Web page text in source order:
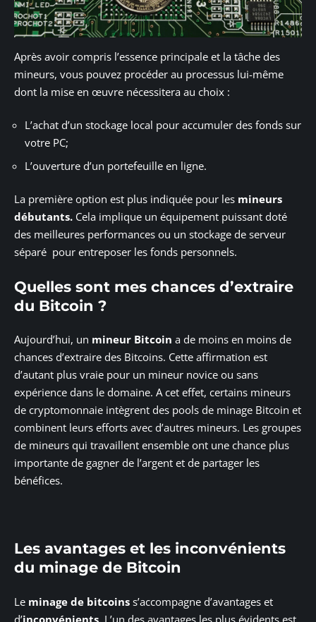
Après avoir compris l’essence principale et la tâche des
mineurs, vous pouvez procéder au processus lui-même
dont la mise en œuvre nécessitera au choix :
L’achat d’un stockage local pour accumuler des fonds sur
votre PC;
L’ouverture d’un portefeuille en ligne.
La première option est plus indiquée pour les mineurs
débutants. Cela implique un équipement puissant doté
des meilleures performances ou un stockage de serveur
séparé pour entreposer les fonds personnels.
Quelles sont mes chances d’extraire
du Bitcoin ?
Aujourd’hui, un mineur Bitcoin a de moins en moins de
chances d’extraire des Bitcoins. Cette affirmation est
d’autant plus vraie pour un mineur novice ou sans
expérience dans le domaine. A cet effet, certains mineurs
de cryptomonnaie intègrent des pools de minage Bitcoin et
combinent leurs efforts avec d’autres mineurs. Les groupes
de mineurs qui travaillent ensemble ont une chance plus
importante de gagner de l’argent et de partager les
bénéfices.
Les avantages et les inconvénients
du minage de Bitcoin
Le minage de bitcoins s’accompagne d’avantages et
d’inconvénients. L’un des avantages les plus évidents est